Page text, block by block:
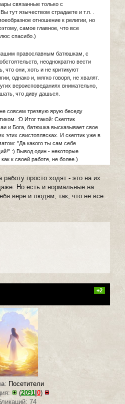
связанные только с
тут язычеством страдаете и т.п. .
отношение к религии, но
самое главное, что все
спасибо.)
православным батюшкам, с
неоднократно вести
что они, хоть и не критикуют
однако и, мягко говоря, не хвалят.
вероисповеданиях внимательно,
что диву дашься.
совсем трезвую ярую беседу
:D Итог такой: Скептик
и Бога, батюшка высказывает свое
этих свистоплясках. И скептик уже в
"Да какого ты сам себе
:) Вывод один - некоторые
к своей работе, не более.)
просто ходят - это на их
Но есть и нормальные на
вере и людям, так, что не все
+2
: Посетители
(2091 0)
74